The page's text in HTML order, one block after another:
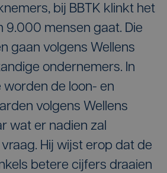
bij BBTK klinkt het
9.000 mensen gaat. Die
gaan volgens Wellens
ondernemers. In
de loon- en
volgens Wellens
wat er nadien zal
Hij wijst erop dat de
betere cijfers draaien